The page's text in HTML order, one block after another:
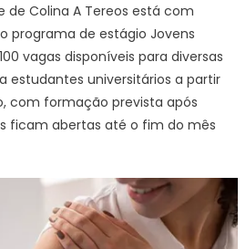
de Colina A Tereos está com
programa de estágio Jovens
vagas disponíveis para diversas
estudantes universitários a partir
com formação prevista após
ficam abertas até o fim do mês